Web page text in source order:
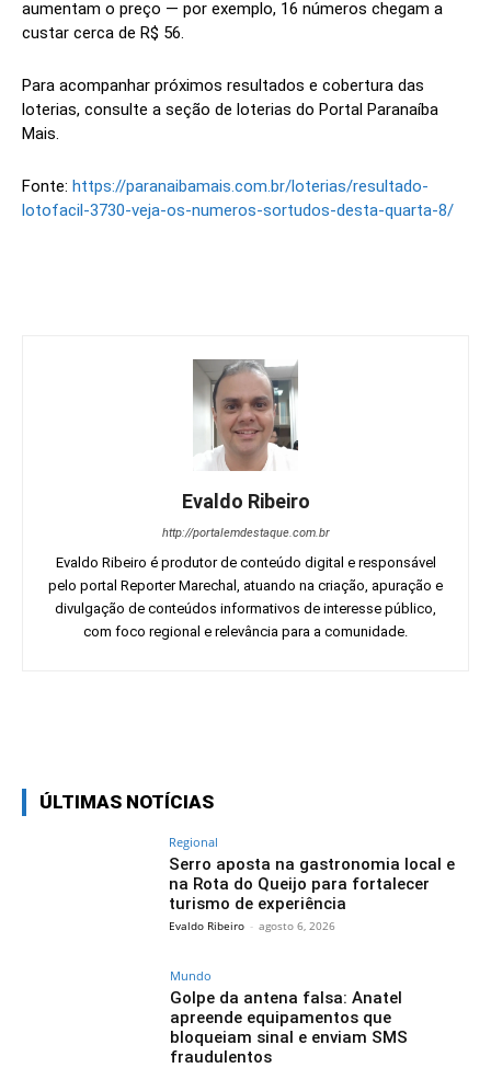
aumentam o preço — por exemplo, 16 números chegam a
custar cerca de R$ 56.
Para acompanhar próximos resultados e cobertura das
loterias, consulte a seção de loterias do Portal Paranaíba
Mais.
Fonte: https://paranaibamais.com.br/loterias/resultado-
lotofacil-3730-veja-os-numeros-sortudos-desta-quarta-8/
Evaldo Ribeiro
http://portalemdestaque.com.br
Evaldo Ribeiro é produtor de conteúdo digital e responsável
pelo portal Reporter Marechal, atuando na criação, apuração e
divulgação de conteúdos informativos de interesse público,
com foco regional e relevância para a comunidade.
ÚLTIMAS NOTÍCIAS
Regional
Serro aposta na gastronomia local e
na Rota do Queijo para fortalecer
turismo de experiência
Evaldo Ribeiro - agosto 6, 2026
Mundo
Golpe da antena falsa: Anatel
apreende equipamentos que
bloqueiam sinal e enviam SMS
fraudulentos